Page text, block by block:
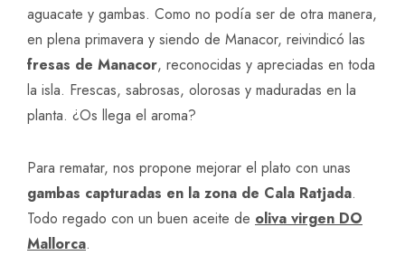
aguacate y gambas. Como no podía ser de otra manera,
en plena primavera y siendo de Manacor, reivindicó las
fresas de Manacor, reconocidas y apreciadas en toda
la isla. Frescas, sabrosas, olorosas y maduradas en la
planta. ¿Os llega el aroma?
Para rematar, nos propone mejorar el plato con unas
gambas capturadas en la zona de Cala Ratjada.
Todo regado con un buen aceite de oliva virgen DO
Mallorca.